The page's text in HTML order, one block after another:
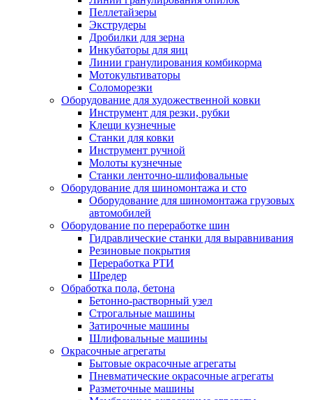
Пеллетайзеры
Экструдеры
Дробилки для зерна
Инкубаторы для яиц
Линии гранулирования комбикорма
Мотокультиваторы
Соломорезки
Оборудование для художественной ковки
Инструмент для резки, рубки
Клещи кузнечные
Станки для ковки
Инструмент ручной
Молоты кузнечные
Станки ленточно-шлифовальные
Оборудование для шиномонтажа и сто
Оборудование для шиномонтажа грузовых
автомобилей
Оборудование по переработке шин
Гидравлические станки для выравнивания
Резиновые покрытия
Переработка РТИ
Шредер
Обработка пола, бетона
Бетонно-растворный узел
Строгальные машины
Затирочные машины
Шлифовальные машины
Окрасочные агрегаты
Бытовые окрасочные агрегаты
Пневматические окрасочные агрегаты
Разметочные машины